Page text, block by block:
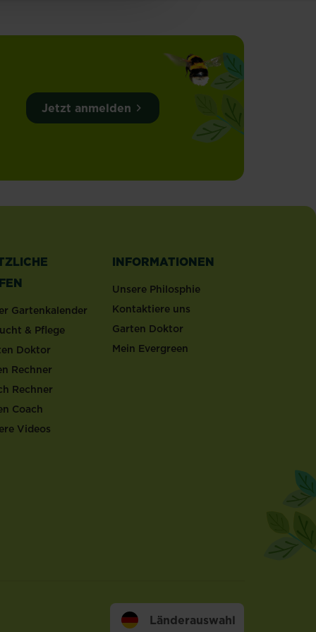
Jetzt anmelden
Gartenkalender
& Pflege
Doktor
Rechner
Rechner
Coach
Videos
INFORMATIONEN
Unsere Philosphie
Kontaktiere uns
Garten Doktor
Mein Evergreen
Länderauswahl